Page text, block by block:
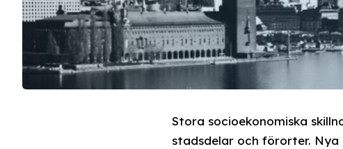
Stora socioekonomiska
stadsdelar och förorter. Nya